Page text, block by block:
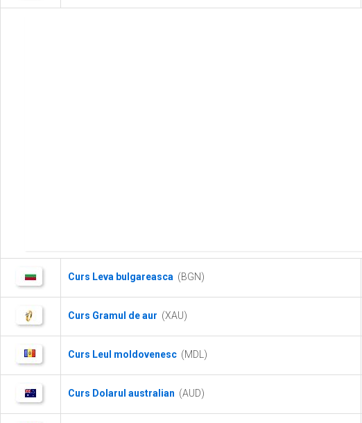
Curs Leva bulgareasca (BGN)
Curs Gramul de aur (XAU)
Curs Leul moldovenesc (MDL)
Curs Dolarul australian (AUD)